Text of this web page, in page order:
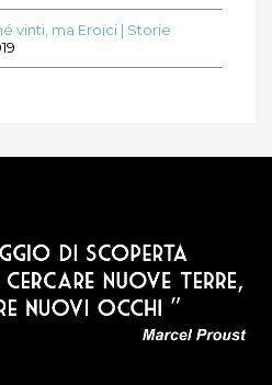
vinti, ma Eroici | Storie